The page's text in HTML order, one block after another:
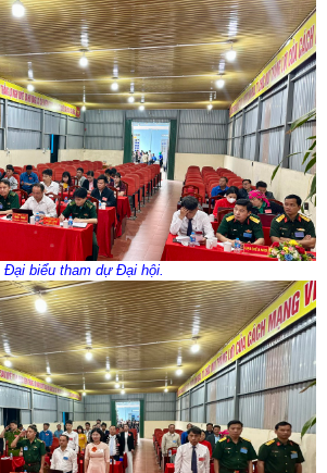
Đại biểu tham dự Đại hội.